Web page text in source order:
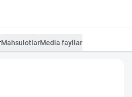
MahsulotlarMedia fayllar